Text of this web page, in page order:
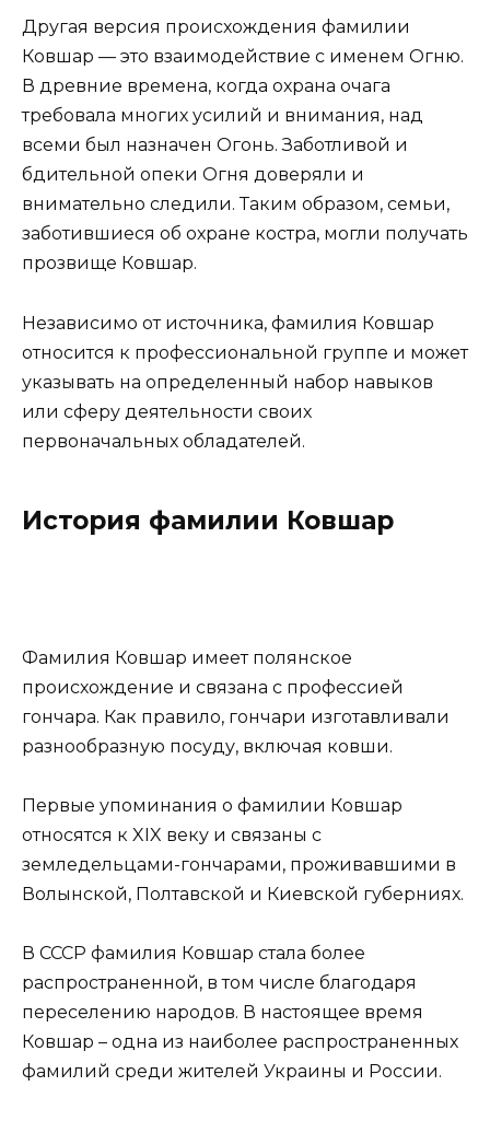
Другая версия происхождения фамилии
Ковшар — это взаимодействие с именем Огню.
В древние времена, когда охрана очага
требовала многих усилий и внимания, над
всеми был назначен Огонь. Заботливой и
бдительной опеки Огня доверяли и
внимательно следили. Таким образом, семьи,
заботившиеся об охране костра, могли получать
прозвище Ковшар.
Независимо от источника, фамилия Ковшар
относится к профессиональной группе и может
указывать на определенный набор навыков
или сферу деятельности своих
первоначальных обладателей.
История фамилии Ковшар
Фамилия Ковшар имеет полянское
происхождение и связана с профессией
гончара. Как правило, гончари изготавливали
разнообразную посуду, включая ковши.
Первые упоминания о фамилии Ковшар
относятся к XIX веку и связаны с
земледельцами-гончарами, проживавшими в
Волынской, Полтавской и Киевской губерниях.
В СССР фамилия Ковшар стала более
распространенной, в том числе благодаря
переселению народов. В настоящее время
Ковшар – одна из наиболее распространенных
фамилий среди жителей Украины и России.